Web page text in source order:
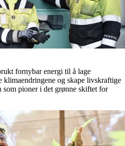
fornybar energi til å lage
klimaendringene og skape livskraftige
pioner i det grønne skiftet for